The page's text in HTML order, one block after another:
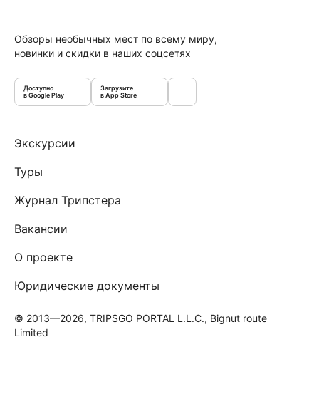
Обзоры необычных мест по всему миру,
новинки и скидки в наших соцсетях
Доступно
в Google Play
Загрузите
в App Store
Экскурсии
Туры
Журнал Трипстера
Вакансии
О проекте
Юридические документы
© 2013—2026, TRIPSGO PORTAL L.L.C., Bignut route
Limited